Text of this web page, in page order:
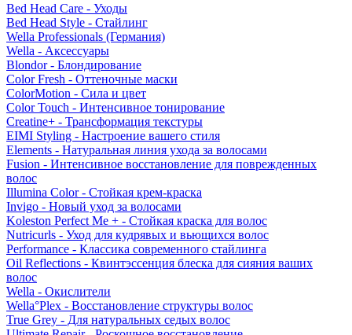
Bed Head Care - Уходы
Bed Head Style - Стайлинг
Wella Professionals (Германия)
Wella - Аксессуары
Blondor - Блондирование
Color Fresh - Оттеночные маски
ColorMotion - Сила и цвет
Color Touch - Интенсивное тонирование
Creatine+ - Трансформация текстуры
EIMI Styling - Настроение вашего стиля
Elements - Натуральная линия ухода за волосами
Fusion - Интенсивное восстановление для поврежденных
волос
Illumina Color - Стойкая крем-краска
Invigo - Новый уход за волосами
Koleston Perfect Me + - Стойкая краска для волос
Nutricurls - Уход для кудрявых и вьющихся волос
Performance - Классика современного стайлинга
Oil Reflections - Квинтэссенция блеска для сияния ваших
волос
Wella - Окислители
Wella°Plex - Восстановление структуры волос
True Grey - Для натуральных седых волос